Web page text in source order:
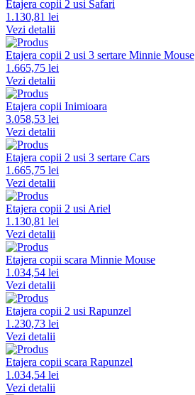
Etajera copii 2 usi Safari
1.130,81 lei
Vezi detalii
Etajera copii 2 usi 3 sertare Minnie Mouse
1.665,75 lei
Vezi detalii
Etajera copii Inimioara
3.058,53 lei
Vezi detalii
Etajera copii 2 usi 3 sertare Cars
1.665,75 lei
Vezi detalii
Etajera copii 2 usi Ariel
1.130,81 lei
Vezi detalii
Etajera copii scara Minnie Mouse
1.034,54 lei
Vezi detalii
Etajera copii 2 usi Rapunzel
1.230,73 lei
Vezi detalii
Etajera copii scara Rapunzel
1.034,54 lei
Vezi detalii